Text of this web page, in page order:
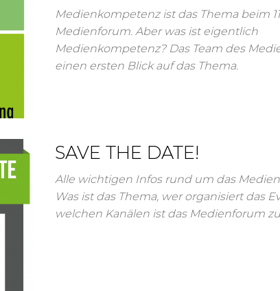
Medienkompetenz ist das Thema beim
Medienforum. Aber was ist eigentlich
Medienkompetenz? Das Team des
einen ersten Blick auf das Thema.
SAVE THE DATE!
Alle wichtigen Infos rund um das
Was ist das Thema, wer organisiert das
welchen Kanälen ist das Medienforum